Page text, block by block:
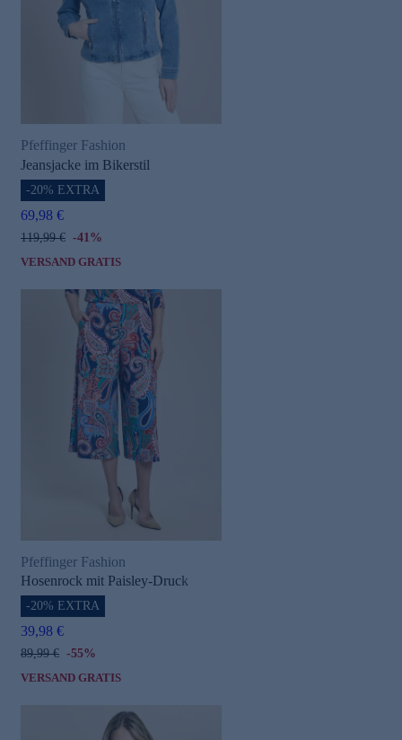
Pfeffinger Fashion
Jeansjacke im Bikerstil
-20% EXTRA
69,98 €
119,99 € -41%
VERSAND GRATIS
Pfeffinger Fashion
Hosenrock mit Paisley-Druck
-20% EXTRA
39,98 €
89,99 € -55%
VERSAND GRATIS